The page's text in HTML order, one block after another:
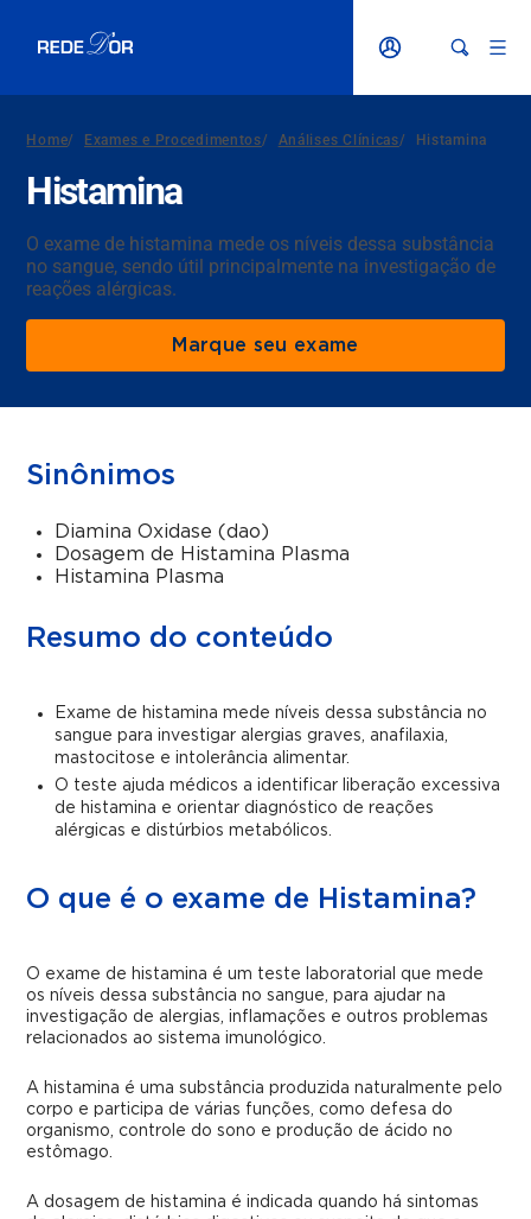
Home/ Exames e Procedimentos/ Análises Clínicas/ Histamina
Histamina
O exame de histamina mede os níveis dessa substância
no sangue, sendo útil principalmente na investigação de
reações alérgicas.
Marque seu exame
Sinônimos
Diamina Oxidase (dao)
Dosagem de Histamina Plasma
Histamina Plasma
Resumo do conteúdo
Exame de histamina mede níveis dessa substância no
sangue para investigar alergias graves, anafilaxia,
mastocitose e intolerância alimentar.
O teste ajuda médicos a identificar liberação excessiva
de histamina e orientar diagnóstico de reações
alérgicas e distúrbios metabólicos.
O que é o exame de Histamina?
O exame de histamina é um teste laboratorial que mede
os níveis dessa substância no sangue, para ajudar na
investigação de alergias, inflamações e outros problemas
relacionados ao sistema imunológico.
A histamina é uma substância produzida naturalmente pelo
corpo e participa de várias funções, como defesa do
organismo, controle do sono e produção de ácido no
estômago.
A dosagem de histamina é indicada quando há sintomas